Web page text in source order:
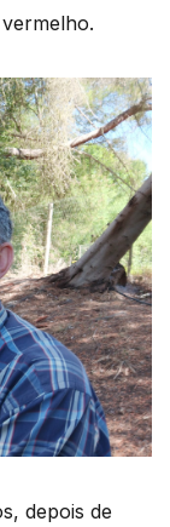
depois de